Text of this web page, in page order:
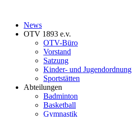
News
OTV 1893 e.v.
OTV-Büro
Vorstand
Satzung
Kinder- und Jugendordnung
Sportstätten
Abteilungen
Badminton
Basketball
Gymnastik